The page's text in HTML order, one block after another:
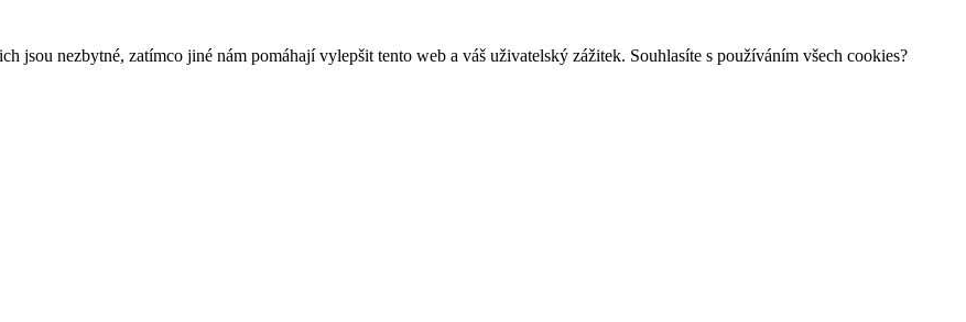
jsou nezbytné, zatímco jiné nám pomáhají vylepšit tento web a váš uživatelský zážitek. Souhlasíte s používáním všech cookies?